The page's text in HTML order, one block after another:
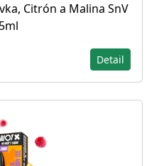
Citrón a Malina SnV
5ml
Detail